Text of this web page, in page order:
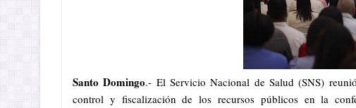
Santo Domingo.- El Servicio Nacional de Salud (SNS)
control y fiscalización de los recursos públicos en la